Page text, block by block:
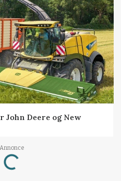
John Deere og New
Annonce
Loading...